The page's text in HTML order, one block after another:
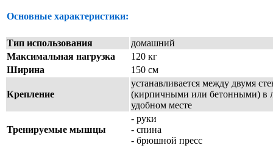
Основные характеристики:
Тип использования
домашний
Максимальная нагрузка
120 кг
Ширина
150 см
Крепление
устанавливается между двумя
(кирпичными или бетонными) в
удобном месте
Тренируемые мышцы
- руки
- спина
- брюшной пресс